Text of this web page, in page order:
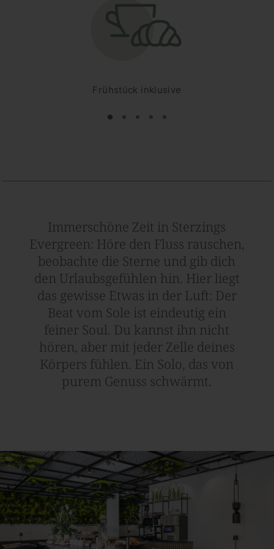
Frühstück inklusive
Immerschöne Zeit in Sterzings
Evergreen: Höre den Fluss rauschen,
beobachte die Sterne und gib dich
den Urlaubsgefühlen hin. Hier liegt
das gewisse Etwas in der Luft: Der
Beat vom Sole ist eindeutig ein
feiner Soul. Du kannst ihn nicht
hören, aber mit jeder Zelle deines
Körpers fühlen. Ein Solo, das von
purem Genuss schwärmt.